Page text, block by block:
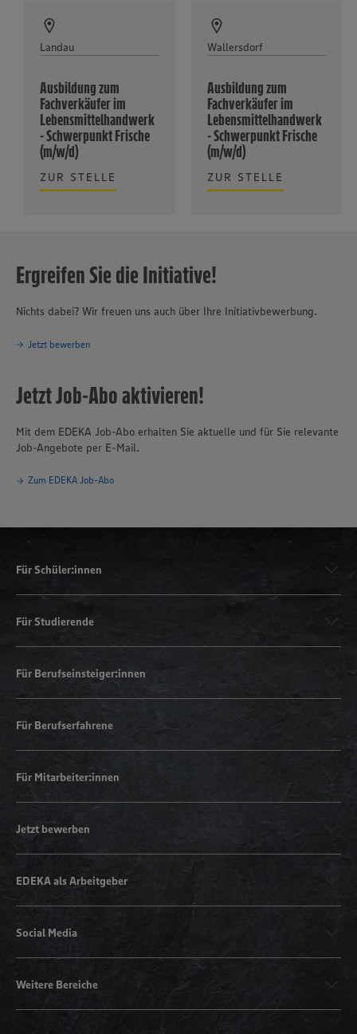
Landau
Ausbildung zum
Fachverkäufer im
Lebensmittelhandwerk
- Schwerpunkt Frische
(m/w/d)
ZUR STELLE
Wallersdorf
Ausbildung zum
Fachverkäufer im
Lebensmittelhandwerk
- Schwerpunkt Frische
(m/w/d)
ZUR STELLE
Ergreifen Sie die Initiative!
Nichts dabei? Wir freuen uns auch über Ihre Initiativbewerbung.
Jetzt bewerben
Jetzt Job-Abo aktivieren!
Mit dem EDEKA Job-Abo erhalten Sie aktuelle und für Sie relevante
Job-Angebote per E-Mail.
Zum EDEKA Job-Abo
Für Schüler:innen
Für Studierende
Für Berufseinsteiger:innen
Für Berufserfahrene
Für Mitarbeiter:innen
Jetzt bewerben
EDEKA als Arbeitgeber
Social Media
Weitere Bereiche